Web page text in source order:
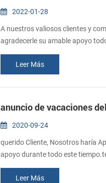
2022-01-28
A nuestros valiosos clientes y
agradecerle su amable apoyo
unas vacaciones "Del 29 de enero
Tradicional Chino. Se aceptarán
primer día hábil después del
Leer Más
anuncio de vacaciones
2020-09-24
querido Cliente, Nosotros haría
apoyo durante todo este
el 1 de octubre al 6 de octubre,
Festival. cualquier pedido será
Leer Más